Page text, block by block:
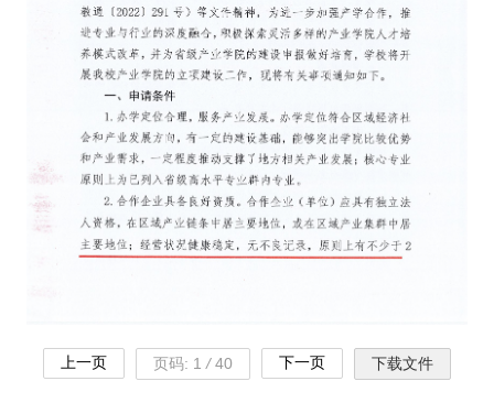
上一页 页码: 1 /40 下一页 下载文件